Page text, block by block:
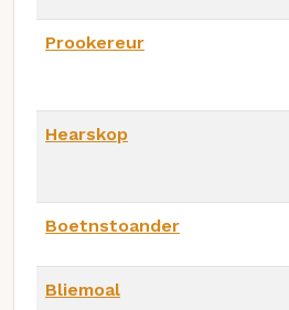
Prookereur
Hearskop
Boetnstoander
Bliemoal